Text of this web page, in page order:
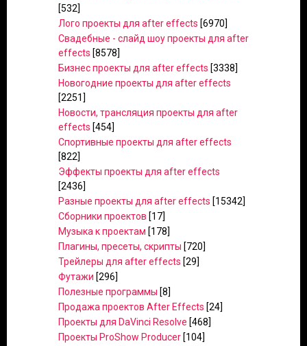
[532]
Лого проекты для after effects [6970]
Свадебные - слайд шоу проекты для after
effects [8578]
Бизнес проекты для after effects [3338]
Новогодние проекты для after effects
[2251]
Новости, трансляция проекты для after
effects [454]
Спортивные проекты для after effects
[822]
Эффекты проекты для after effects
[2436]
Разные проекты для after effects [15342]
Сборники проектов [17]
Музыка к проектам [178]
Плагины, пресеты, скрипты [720]
Трейлеры для after effects [29]
Футажи [296]
Полезные программы [8]
Продажа проектов After Effects [24]
Проекты для DaVinci Resolve [468]
Проекты ProShow Producer [104]